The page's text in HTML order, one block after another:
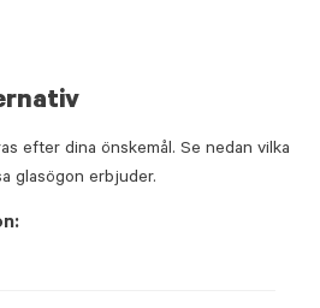
efter dina önskemål. Se nedan vilka
glasögon erbjuder.